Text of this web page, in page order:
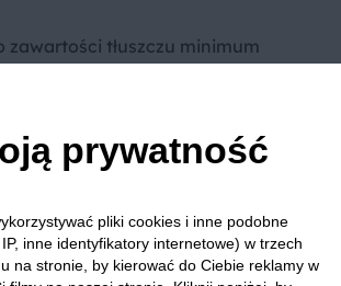
zawartości tłuszczu minimum
że zamiast kruszonki
chrupiącą skorupkę.
prywatność
pliki cookies i inne podobne
inne identyfikatory internetowe) w trzech
na stronie, by kierować do Ciebie reklamy w